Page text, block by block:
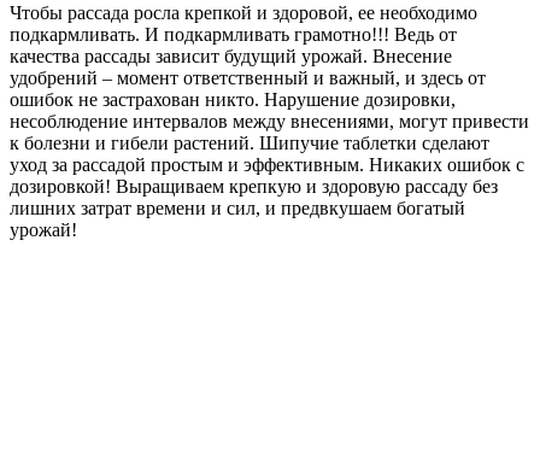
Чтобы рассада росла крепкой и здоровой, ее необходимо
подкармливать. И подкармливать грамотно!!! Ведь от
качества рассады зависит будущий урожай. Внесение
удобрений – момент ответственный и важный, и здесь от
ошибок не застрахован никто. Нарушение дозировки,
несоблюдение интервалов между внесениями, могут привести
к болезни и гибели растений. Шипучие таблетки сделают
уход за рассадой простым и эффективным. Никаких ошибок с
дозировкой! Выращиваем крепкую и здоровую рассаду без
лишних затрат времени и сил, и предвкушаем богатый
урожай!